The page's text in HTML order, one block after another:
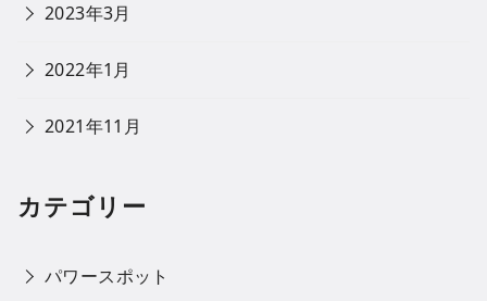
2023年3月
2022年1月
2021年11月
カテゴリー
パワースポット